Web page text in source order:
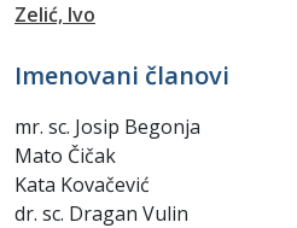
Zelić, Ivo
Imenovani članovi
mr. sc. Josip Begonja
Mato Čičak
Kata Kovačević
dr. sc. Dragan Vulin